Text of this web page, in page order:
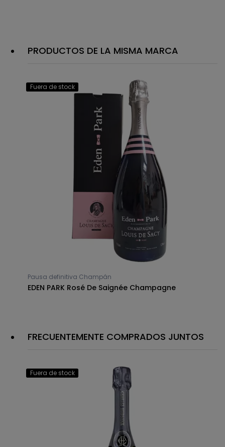
PRODUCTOS DE LA MISMA MARCA
Fuera de stock
Pausa definitiva Champán
EDEN PARK Rosé De Saignée Champagne
FRECUENTEMENTE COMPRADOS JUNTOS
Fuera de stock